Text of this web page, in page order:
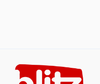
content